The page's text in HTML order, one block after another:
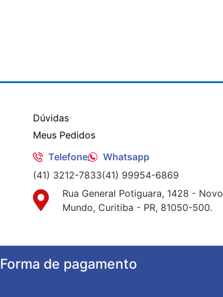
Dúvidas
Meus Pedidos
Telefone
Whatsapp
(41) 3212-7833(41) 99954-6869
Rua General Potiguara, 1428 - Novo
Mundo, Curitiba - PR, 81050-500.
Forma de pagamento